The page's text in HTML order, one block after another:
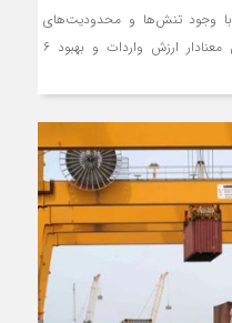
تجارت خارجی ایران در ۱۰ ماهه ۱۴۰۴ با وجود تنش‌ها و محدودیت‌های
تحریمی، با ثبات نسبی صادرات، کاهش معنادار ارزش واردات و بهبود ۶